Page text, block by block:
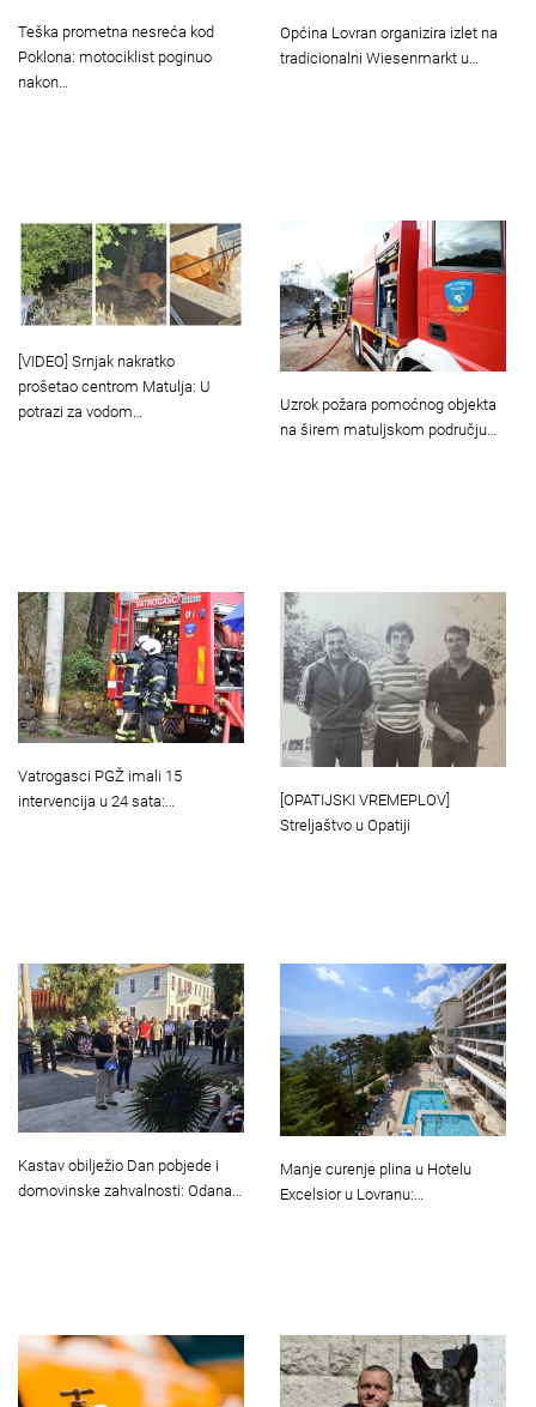
Teška prometna nesreća kod
Poklona: motociklist poginuo
nakon…
Općina Lovran organizira izlet na
tradicionalni Wiesenmarkt u…
[VIDEO] Srnjak nakratko
prošetao centrom Matulja: U
potrazi za vodom…
Uzrok požara pomoćnog objekta
na širem matuljskom području…
Vatrogasci PGŽ imali 15
intervencija u 24 sata:…
[OPATIJSKI VREMEPLOV]
Streljaštvo u Opatiji
Kastav obilježio Dan pobjede i
domovinske zahvalnosti: Odana…
Manje curenje plina u Hotelu
Excelsior u Lovranu:…